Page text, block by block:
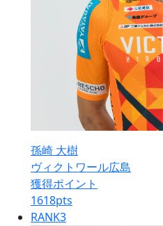
孫崎 大樹
ヴィクトワール広島
獲得ポイント
1618pts
RANK3